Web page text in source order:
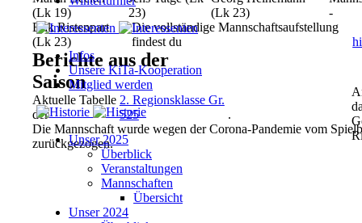
(Lk 19)
23)
(Lk 23)
-
Erik Ristenpart
(Lk 23)
Die vollständige Mannschaftsaufstellung
findest du
Berichte aus der
Saison
Aktuelle Tabelle
der
2. Regionsklasse Gr.
525
.
Die Mannschaft wurde wegen der Corona-Pandemie vom
zurückgezogen.
Infos
Unsere KiTa-Kooperation
Mitglied werden
Unser 2025
Überblick
Veranstaltungen
Mannschaften
Übersicht
Unser 2024